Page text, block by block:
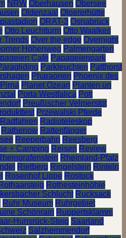
NRW Oberhausen Obersee
Oldenzaal Olpererhütte
ORAT-3 Osnabrück
Otto Leuchtturm Otto Waalkes
Trends Over the edge Overnight
Höhenweg Palmengarten
Café Papageienpark
Parkleuchten Patthorst
Pharaonen Phoenix des
Pirna Planet Ozean Planten un
Porta Westfalica Pott
Preußischer Velmerstot
Przewalski Pferde
Radfahren Radioteleskop
Rathenow Rattenfänger
Reeperbahn Reesberg
+ Camping Reisen Review
Rheinland-Pfalz
Rietberg Ringelstein Rinteln
Rosenhof Lippe Rostock
Rothesteinhöhle
Schlucht Rucksack
Ruhr Museum Ruhrgebiet
Schönrain Ruppertsklamm
Hunsrück-Steig Saarland
Salzhemmendorf